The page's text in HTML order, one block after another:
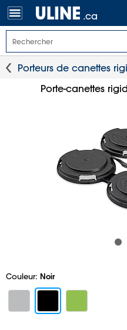
.ca
Porteurs de canettes
Porte-canettes
Couleur: Noir